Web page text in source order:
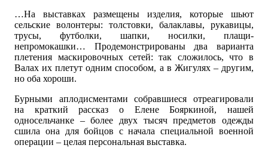
…На выставках размещены изделия, которые шьют
сельские волонтеры: толстовки, балаклавы, рукавицы,
трусы, футболки, шапки, носилки, плащи-
непромокашки… Продемонстрированы два варианта
плетения маскировочных сетей: так сложилось, что в
Валах их плетут одним способом, а в Жигулях – другим,
но оба хороши.
Бурными аплодисментами собравшиеся отреагировали
на краткий рассказ о Елене Бояркиной, нашей
односельчанке – более двух тысяч предметов одежды
сшила она для бойцов с начала специальной военной
операции – целая персональная выставка.